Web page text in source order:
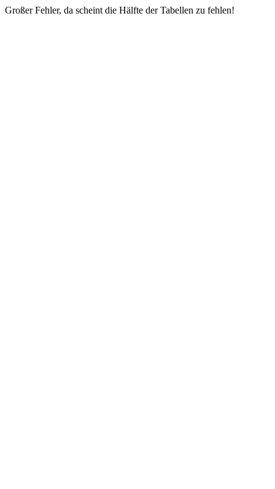
Großer Fehler, da scheint die Hälfte der Tabellen zu fehlen!